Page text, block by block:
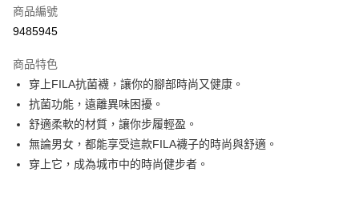
超商取貨付款
Apple Pay
街口支付
悠遊付
商品編號
9485945
商品特色
穿上FILA抗菌襪，讓你的腳部時尚又健康。
抗菌功能，遠離異味困擾。
舒適柔軟的材質，讓你步履輕盈。
無論男女，都能享受這款FILA襪子的時尚與舒適。
穿上它，成為城市中的時尚健步者。